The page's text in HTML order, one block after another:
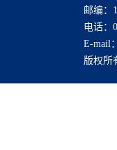
邮编：
电话：
E-mail
版权所